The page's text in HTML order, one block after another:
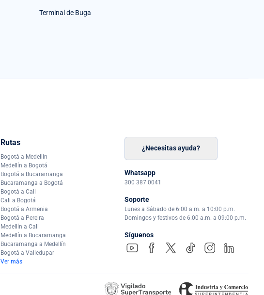
Terminal de Buga
Rutas
Bogotá a Medellín
Medellín a Bogotá
Bogotá a Bucaramanga
Bucaramanga a Bogotá
Bogotá a Cali
Cali a Bogotá
Bogotá a Armenia
Bogotá a Pereira
Medellín a Cali
Medellín a Bucaramanga
Bucaramanga a Medellín
Bogotá a Valledupar
Ver más
¿Necesitas ayuda?
Whatsapp
300 387 0041
Soporte
Lunes a Sábado de 6:00 a.m. a 10:00 p.m.
Domingos y festivos de 6:00 a.m. a 09:00 p.m.
Síguenos